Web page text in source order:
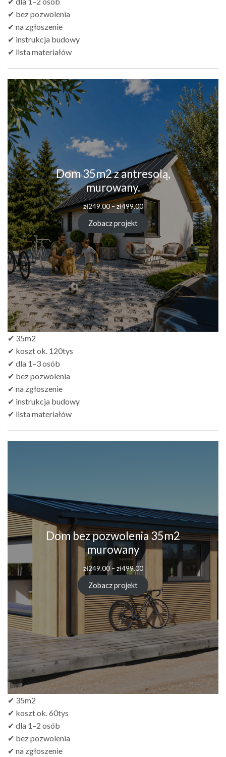
✔ bez pozwolenia
✔ na zgłoszenie
✔ instrukcja budowy
✔ lista materiałów
Dom 35m2 z antresolą,
murowany.
zł249.00–zł499.00Zakres
cen:
od
zł249.00
do
zł499.00
Zobacz projekt
✔ 35m2
✔ koszt ok. 120tys
✔ dla 1–3 osób
✔ bez pozwolenia
✔ na zgłoszenie
✔ instrukcja budowy
✔ lista materiałów
Dom bez pozwolenia 35m2
murowany
zł249.00 – zł499.00Zakres
od
zł249.00
do
zł499.00
Zobacz projekt
✔ 35m2
✔ koszt ok. 60tys
✔ dla 1–2 osób
✔ bez pozwolenia
✔ na zgłoszenie